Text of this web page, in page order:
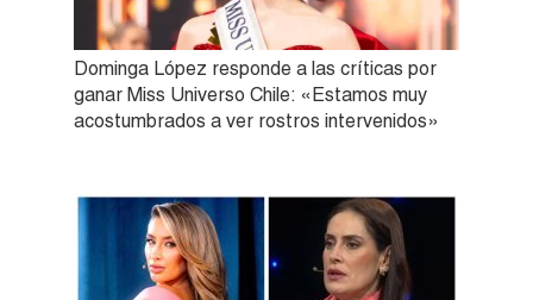
Dominga López responde a las críticas por
ganar Miss Universo Chile: «Estamos muy
acostumbrados a ver rostros intervenidos»